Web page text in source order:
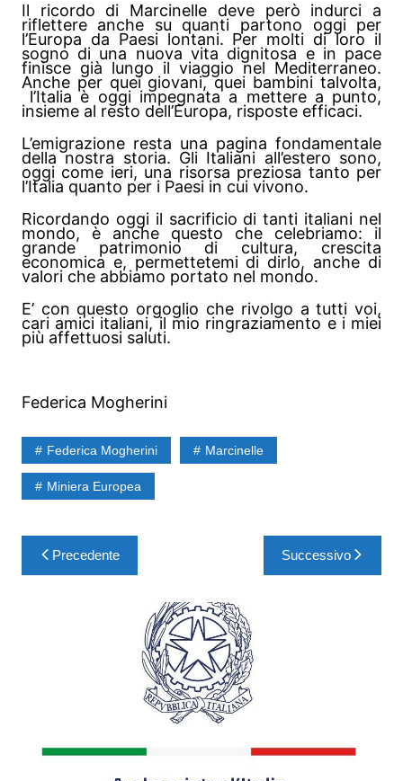
Il ricordo di Marcinelle deve però indurci a
riflettere anche su quanti partono oggi per
l’Europa da Paesi lontani. Per molti di loro il
sogno di una nuova vita dignitosa e in pace
finisce già lungo il viaggio nel Mediterraneo.
Anche per quei giovani, quei bambini talvolta,
l’Italia è oggi impegnata a mettere a punto,
insieme al resto dell’Europa, risposte efficaci.
L’emigrazione resta una pagina fondamentale
della nostra storia. Gli Italiani all’estero sono,
oggi come ieri, una risorsa preziosa tanto per
l’Italia quanto per i Paesi in cui vivono.
Ricordando oggi il sacrificio di tanti italiani nel
mondo, è anche questo che celebriamo: il
grande patrimonio di cultura, crescita
economica e, permettetemi di dirlo, anche di
valori che abbiamo portato nel mondo.
E’ con questo orgoglio che rivolgo a tutti voi,
cari amici italiani, il mio ringraziamento e i miei
più affettuosi saluti.
Federica Mogherini
Federica Mogherini Marcinelle
Miniera Europea
Precedente Successivo